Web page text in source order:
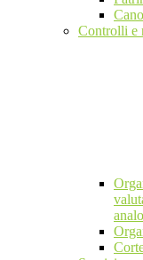
Controlli e